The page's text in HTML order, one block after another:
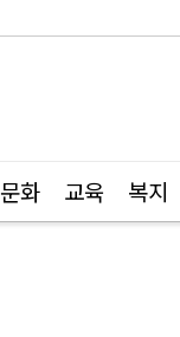
문화 교육 복지